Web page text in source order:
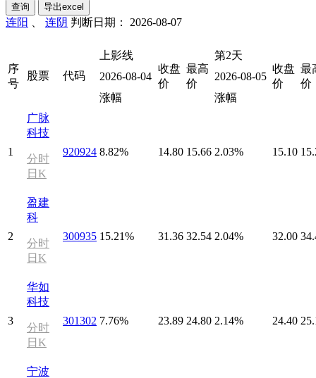
连阳 连阴 判断日期： 2026-08-07
序
号
股票 代码
上影线
2026-08-04
涨幅
收盘
价
最高
价
第2天
2026-08-05
涨幅
收盘
价
最
价
1
广脉
科技
分时
日K
920924 8.82% 14.80 15.66 2.03% 15.10
2
盈建
科
分时
日K
300935 15.21% 31.36 32.54 2.04% 32.00
3
华如
科技
分时
日K
301302 7.76% 23.89 24.80 2.14% 24.40
宁波